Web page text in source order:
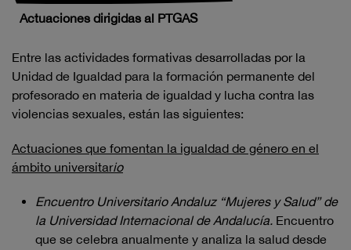
Actuaciones dirigidas al PTGAS
Entre las actividades formativas desarrolladas por la
Unidad de Igualdad para la formación permanente del
profesorado en materia de igualdad y lucha contra las
violencias sexuales, están las siguientes:
Actuaciones que fomentan la igualdad de género en el
ámbito universitario
Encuentro Universitario Andaluz “Mujeres y Salud” de
la Universidad Internacional de Andalucía. Encuentro
que se celebra anualmente y analiza la salud desde